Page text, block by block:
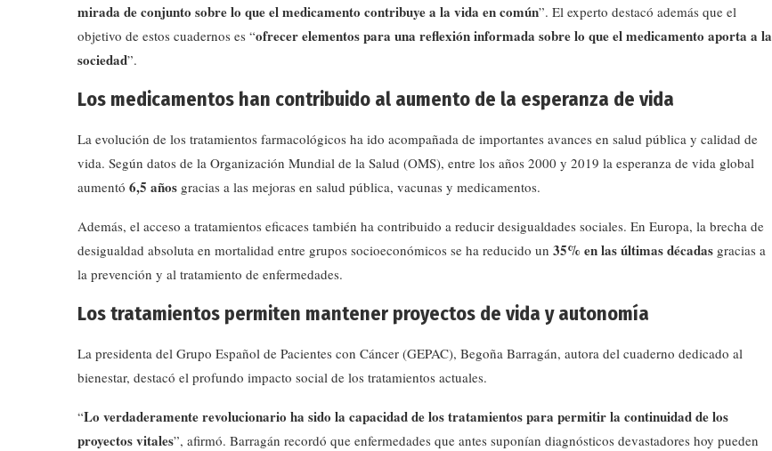
mirada de conjunto sobre lo que el medicamento contribuye a la vida en común”. El experto destacó además que el
objetivo de estos cuadernos es “ofrecer elementos para una reflexión informada sobre lo que el medicamento aporta a la
sociedad”.
Los medicamentos han contribuido al aumento de la esperanza de vida
La evolución de los tratamientos farmacológicos ha ido acompañada de importantes avances en salud pública y calidad de
vida. Según datos de la Organización Mundial de la Salud (OMS), entre los años 2000 y 2019 la esperanza de vida global
aumentó 6,5 años gracias a las mejoras en salud pública, vacunas y medicamentos.
Además, el acceso a tratamientos eficaces también ha contribuido a reducir desigualdades sociales. En Europa, la brecha de
desigualdad absoluta en mortalidad entre grupos socioeconómicos se ha reducido un 35% en las últimas décadas gracias a
la prevención y al tratamiento de enfermedades.
Los tratamientos permiten mantener proyectos de vida y autonomía
La presidenta del Grupo Español de Pacientes con Cáncer (GEPAC), Begoña Barragán, autora del cuaderno dedicado al
bienestar, destacó el profundo impacto social de los tratamientos actuales.
“Lo verdaderamente revolucionario ha sido la capacidad de los tratamientos para permitir la continuidad de los
proyectos vitales”, afirmó. Barragán recordó que enfermedades que antes suponían diagnósticos devastadores hoy pueden